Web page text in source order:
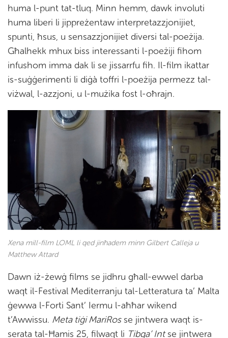
huma l-punt tat-tluq. Minn hemm, dawk involuti
huma liberi li jippreżentaw interpretazzjonijiet,
spunti, ħsus, u sensazzjonijiet diversi tal-poeżija.
Għalhekk mhux biss interessanti l-poeżiji fihom
infushom imma dak li se jissarrfu fih. Il-film ikattar
is-suġġerimenti li diġà toffri l-poeżija permezz tal-
viżwal, l-azzjoni, u l-mużika fost l-oħrajn.
Xena mill-film LOML li qed jinħadem minn Gilbert Calleja u
Matthew Attard
Dawn iż-żewġ films se jidhru għall-ewwel darba
waqt il-Festival Mediterranju tal-Letteratura ta’ Malta
ġewwa l-Forti Sant’ Iermu l-aħħar wikend
t’Awwissu. Meta tiġi MariRosse jintwera waqt is-
serata tal-Ħamis 25, filwaqt li Tibqa’ Intse jintwera